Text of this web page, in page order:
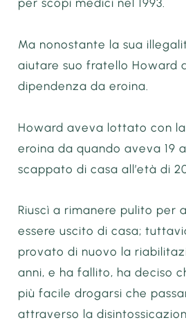
per scopi medici nel 1993.
Ma nonostante la sua
aiutare suo fratello Howard
dipendenza da eroina.
Howard aveva lottato con
eroina da quando aveva 19
scappato di casa all’età di
Riuscì a rimanere pulito per
essere uscito di casa;
provato di nuovo la
anni, e ha fallito, ha deciso
più facile drogarsi che
attraverso la